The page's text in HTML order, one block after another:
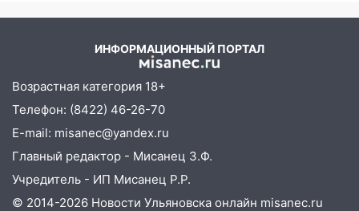
14:01 За неделю в Ульяновской области
Хотел «подарить жене машину»,
но едва не отдал мошенникам 530
тысяч рублей
13:30 Пять встреч и почти 5 млн рублей:
ульяновский пенсионер отдал деньги
курьеру мошенников
13:16 На Московском шоссе Opel не
ИНФОРМАЦИОННЫЙ ПОРТАЛ
Возрастная категория 18+
Телефон: (8422) 46-26-70
E-mail: misanec@yandex.ru
Главный редактор - Мисанец З.Ф.
Учредитель - ИП Мисанец Р.Р.
© 2014-2026 Новости Ульяновска онлайн misanec.ru